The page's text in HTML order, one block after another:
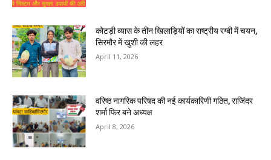
कोटड़ी व्यास के तीन खिलाड़ियों का राष्ट्रीय रग्बी में चयन,
सिरमौर में खुशी की लहर
April 11, 2026
वरिष्ठ नागरिक परिषद की नई कार्यकारिणी गठित, राजिंदर
शर्मा फिर बने अध्यक्ष
April 8, 2026